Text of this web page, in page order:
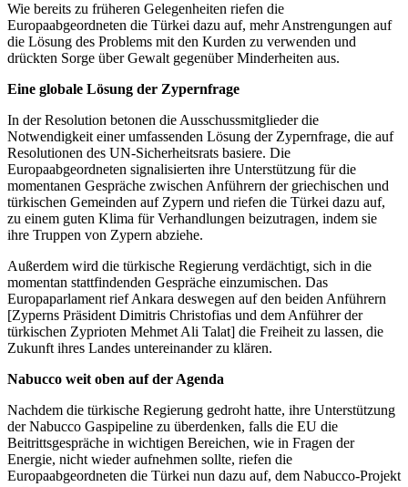
Wie bereits zu früheren Gelegenheiten riefen die
Europaabgeordneten die Türkei dazu auf, mehr Anstrengungen auf
die Lösung des Problems mit den Kurden zu verwenden und
drückten Sorge über Gewalt gegenüber Minderheiten aus.
Eine globale Lösung der Zypernfrage
In der Resolution betonen die Ausschussmitglieder die
Notwendigkeit einer umfassenden Lösung der Zypernfrage, die auf
Resolutionen des UN-Sicherheitsrats basiere. Die
Europaabgeordneten signalisierten ihre Unterstützung für die
momentanen Gespräche zwischen Anführern der griechischen und
türkischen Gemeinden auf Zypern und riefen die Türkei dazu auf,
zu einem guten Klima für Verhandlungen beizutragen, indem sie
ihre Truppen von Zypern abziehe.
Außerdem wird die türkische Regierung verdächtigt, sich in die
momentan stattfindenden Gespräche einzumischen. Das
Europaparlament rief Ankara deswegen auf den beiden Anführern
[Zyperns Präsident Dimitris Christofias und dem Anführer der
türkischen Zyprioten Mehmet Ali Talat] die Freiheit zu lassen, die
Zukunft ihres Landes untereinander zu klären.
Nabucco weit oben auf der Agenda
Nachdem die türkische Regierung gedroht hatte, ihre Unterstützung
der Nabucco Gaspipeline zu überdenken, falls die EU die
Beitrittsgespräche in wichtigen Bereichen, wie in Fragen der
Energie, nicht wieder aufnehmen sollte, riefen die
Europaabgeordneten die Türkei nun dazu auf, dem Nabucco-Projekt